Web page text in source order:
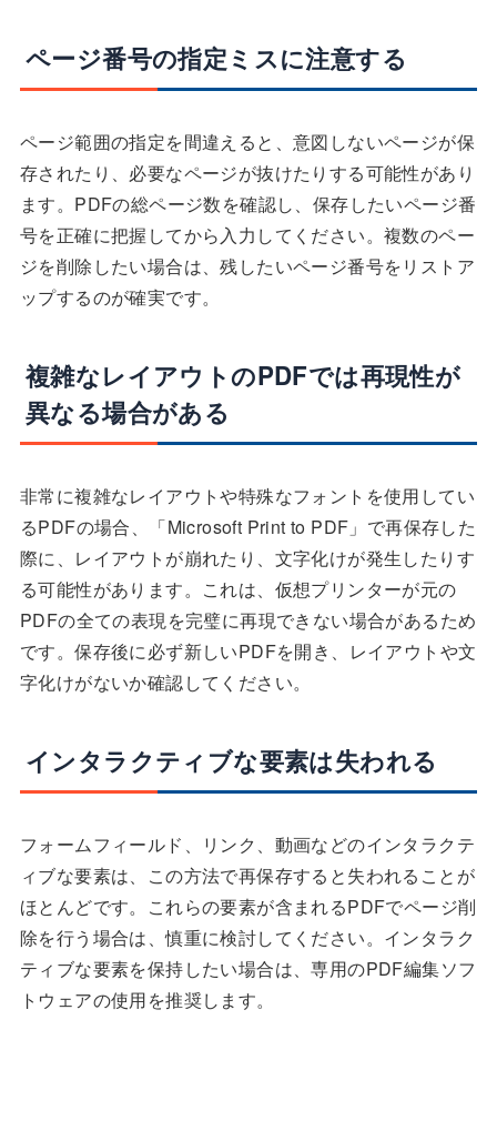
ページ番号の指定ミスに注意する
ページ範囲の指定を間違えると、意図しないページが保
存されたり、必要なページが抜けたりする可能性があり
ます。PDFの総ページ数を確認し、保存したいページ番
号を正確に把握してから入力してください。複数のペー
ジを削除したい場合は、残したいページ番号をリストア
ップするのが確実です。
複雑なレイアウトのPDFでは再現性が
異なる場合がある
非常に複雑なレイアウトや特殊なフォントを使用してい
るPDFの場合、「Microsoft Print to PDF」で再保存した
際に、レイアウトが崩れたり、文字化けが発生したりす
る可能性があります。これは、仮想プリンターが元の
PDFの全ての表現を完璧に再現できない場合があるため
です。保存後に必ず新しいPDFを開き、レイアウトや文
字化けがないか確認してください。
インタラクティブな要素は失われる
フォームフィールド、リンク、動画などのインタラクテ
ィブな要素は、この方法で再保存すると失われることが
ほとんどです。これらの要素が含まれるPDFでページ削
除を行う場合は、慎重に検討してください。インタラク
ティブな要素を保持したい場合は、専用のPDF編集ソフ
トウェアの使用を推奨します。